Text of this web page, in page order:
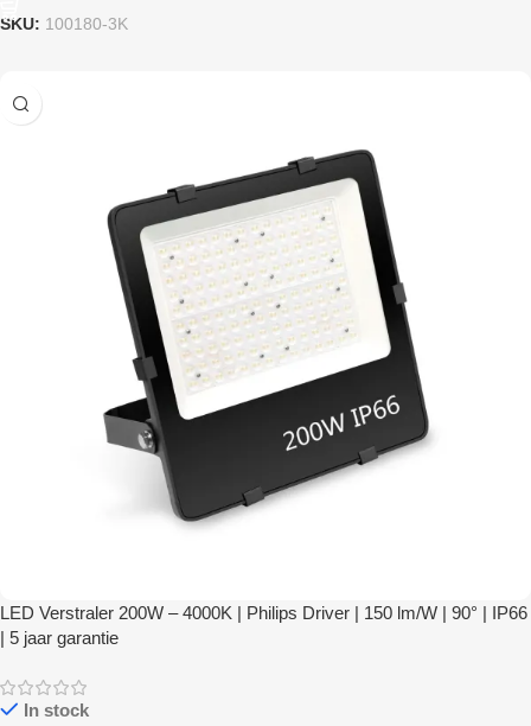
SKU: 100180-3K
LED Verstraler 200W – 4000K | Philips Driver | 150 lm/W | 90° | IP66
| 5 jaar garantie
In stock